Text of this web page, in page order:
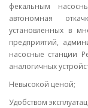
фекальным
автономная
установленных в
предприятий,
насосные станции
аналогичных
Невысокой ценой;
Удобством